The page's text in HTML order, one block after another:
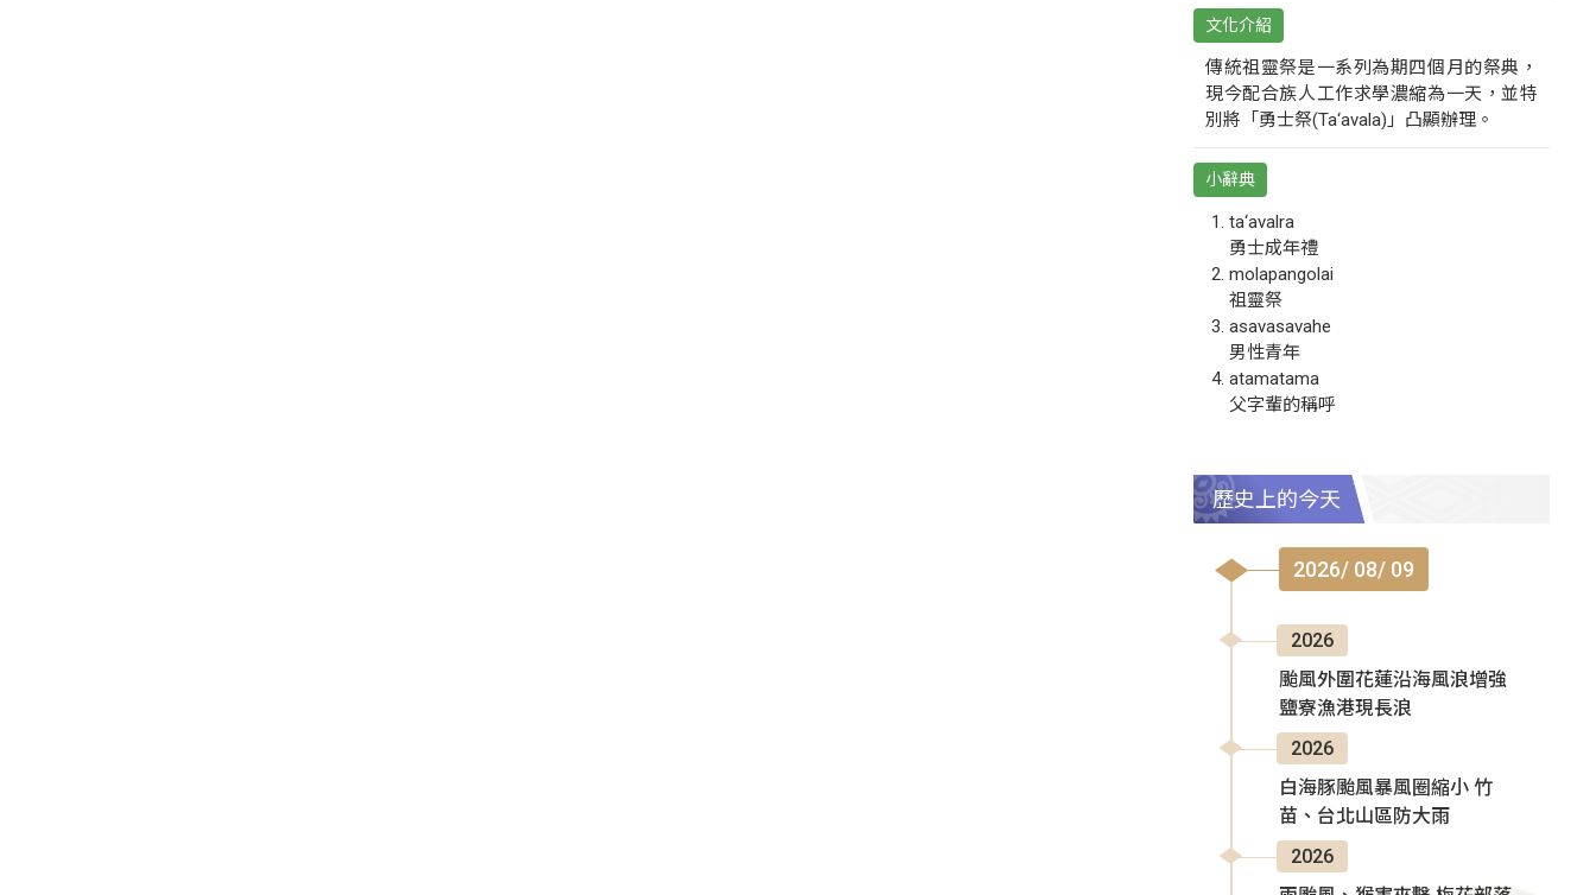
文化介紹
傳統祖靈祭是一系列為期四個月的祭典，
現今配合族人工作求學濃縮為一天，並特
別將「勇士祭(Ta‘avala)」凸顯辦理。
小辭典
ta‘avalra
勇士成年禮
molapangolai
祖靈祭
asavasavahe
男性青年
atamatama
父字輩的稱呼
歷史上的今天
2026/ 08/ 09
2026
颱風外圍花蓮沿海風浪增強
鹽寮漁港現長浪
2026
白海豚颱風暴風圈縮小 竹
苗、台北山區防大雨
2026